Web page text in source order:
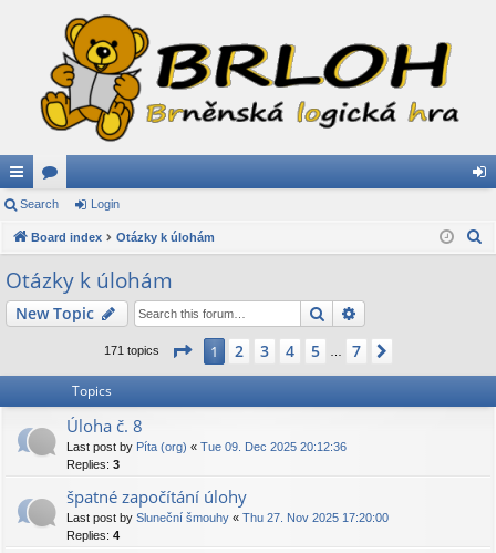
ui
ck
lin
ks
or
u
s
in
Search Login
Board index Otázky k úlohám
Otázky k úlohám
New Topic Search
171 topics Page 1of7
1 2 3 4 5 7
Topics
Úloha č. 8
Last post by Píta (org) « Tue 09. Dec 2025 20:12:36
Replies: 3
špatné započítání úlohy
Last post by Sluneční šmouhy « Thu 27. Nov 2025 17:20:00
Replies: 4